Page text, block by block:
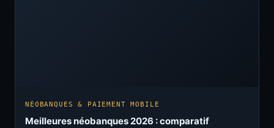
NÉOBANQUES & PAIEMENT MOBILE
Meilleures néobanques 2026 : comparatif